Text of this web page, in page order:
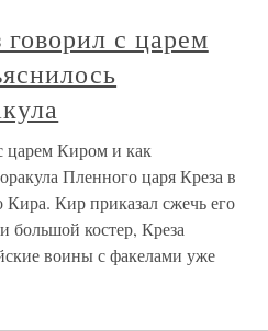
с царем
царем Киром и как
Пленного царя Креза в
Кир приказал сжечь его
большой костер, Креза
воины с факелами уже